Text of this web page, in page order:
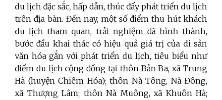
du lịch đặc sắc, hấp dẫn, thúc đẩy phát triển du lịch
trên địa bàn. Đến nay, một số điểm thu hút khách
du lịch tham quan, trải nghiệm đã hình thành,
bước đầu khai thác có hiệu quả giá trị của di sản
văn hóa gắn với phát triển du lịch, tiêu biểu như
điểm du lịch cộng đồng tại thôn Bản Ba, xã Trung
Hà (huyện Chiêm Hóa); thôn Nà Tông, Nà Đông,
xã Thượng Lâm; thôn Nà Muông, xã Khuôn Hà;